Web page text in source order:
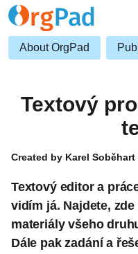
About OrgPad
Textový
Created by Karel Soběhart
Textový editor a
vidím já. Najdete,
materiály všeho
Dále pak zadání a